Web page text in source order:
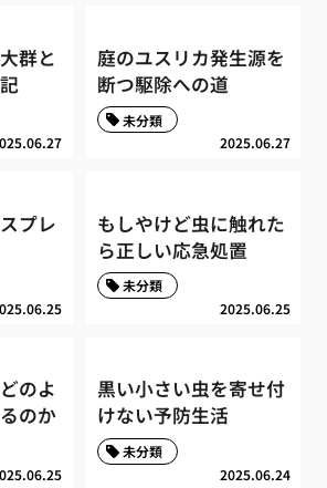
群と
庭のユスリカ発生源を
断つ駆除への道
2025.06.27
未分類
プレ
もしやけど虫に触れた
ら正しい応急処置
2025.06.25
未分類
のよ
のか
黒い小さい虫を寄せ付
けない予防生活
2025.06.24
未分類